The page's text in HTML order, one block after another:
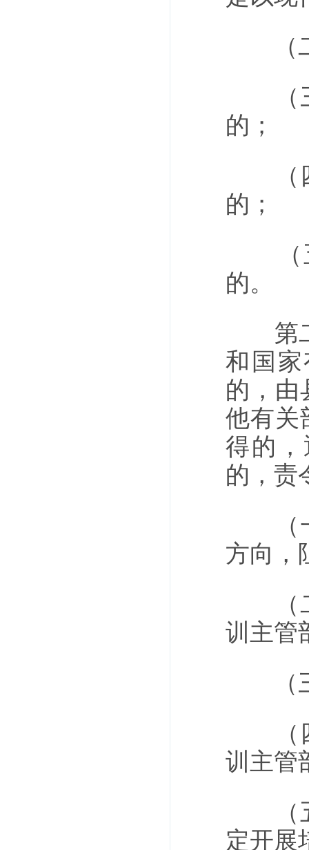
（二
（三
的；
（四
的；
（五
的。
第二
和国
的，由
他有关
得的
的，责
（一
方向，
（二
训主管
（三
（四
训主管
（五
定开展